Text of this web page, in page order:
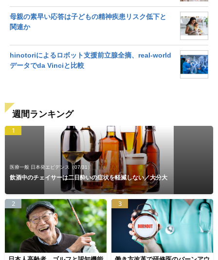
母親の素早い応答は子どもの精神疾患リスク低下と
関連か
hinotoriによるロボット支援前立腺全摘、real-world
データでda Vinciと比較
週間ランキング
1
医療一般 日本発エビデンス （07/31）
飲酒中のチェイサーは二日酔いの症状を軽減しない／大分大
2 3